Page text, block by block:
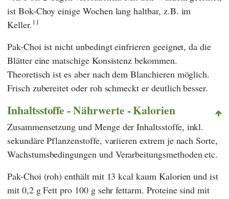
ist Bok-Choy einige Wochen lang haltbar, z.B. im
Keller.11
Pak-Choi ist nicht unbedingt einfrieren geeignet, da die
Blätter eine matschige Konsistenz bekommen.
Theoretisch ist es aber nach dem Blanchieren möglich.
Frisch zubereitet oder roh schmeckt er deutlich besser.
Inhaltsstoffe - Nährwerte - Kalorien
Zusammensetzung und Menge der Inhaltsstoffe, inkl.
sekundäre Pflanzenstoffe, variieren extrem je nach Sorte,
Wachstumsbedingungen und Verarbeitungsmethoden etc.
Pak-Choi (roh) enthält mit 13 kcal kaum Kalorien und ist
mit 0,2 g Fett pro 100 g sehr fettarm. Proteine sind mit